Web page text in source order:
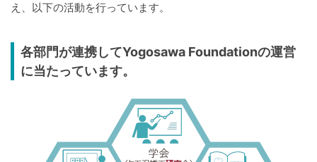
え、以下の活動を行っています。
各部門が連携してYogosawa Foundationの運営
に当たっています。